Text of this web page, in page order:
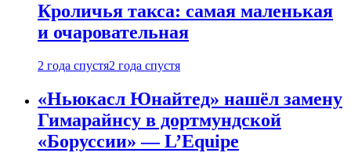
Кроличья такса: самая маленькая
и очаровательная
2 года спустя2 года спустя
«Ньюкасл Юнайтед» нашёл замену
Гимарайнсу в дортмундской
«Боруссии» — L’Equipe